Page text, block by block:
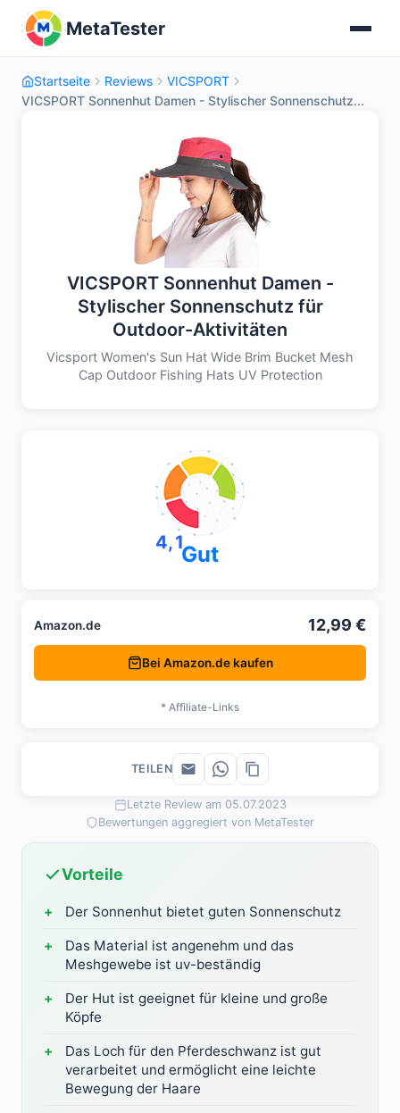
MetaTester
Startseite Reviews
VICSPORT
VICSPORT Sonnenhut Damen - Stylischer Sonnenschutz...
VICSPORT Sonnenhut Damen -
Stylischer Sonnenschutz für
Outdoor-Aktivitäten
Vicsport Women's Sun Hat Wide Brim Bucket Mesh
Cap Outdoor Fishing Hats UV Protection
Letzte Review am 05.07.2023
Bewertungen aggregiert von MetaTester
Vorteile
Der Sonnenhut bietet guten Sonnenschutz
Das Material ist angenehm und das
Meshgewebe ist uv-beständig
Der Hut ist geeignet für kleine und große
Köpfe
Das Loch für den Pferdeschwanz ist gut
verarbeitet und ermöglicht eine leichte
Bewegung der Haare
4,1Gut
Amazon.de 12,99 €
Bei Amazon.de kaufen
* Affiliate-Links
TEILEN